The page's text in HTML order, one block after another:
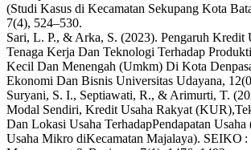
(Studi Kasus di Kecamatan Sekupang Kota
7(4), 524–530.
Sari, L. P., & Arka, S. (2023). Pengaruh Kredit
Tenaga Kerja Dan Teknologi Terhadap
Kecil Dan Menengah (Umkm) Di Kota
Ekonomi Dan Bisnis Universitas Udayana,
Suryani, S. I., Septiawati, R., & Arimurti, T.
Modal Sendiri, Kredit Usaha Rakyat
Dan Lokasi Usaha TerhadapPendapatan Usaha
Usaha Mikro diKecamatan Majalaya). SEIKO :